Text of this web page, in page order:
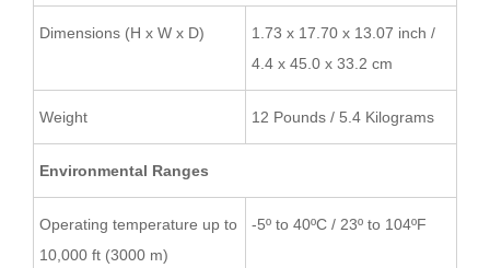
Dimensions (H x W x D)
1.73 x 17.70 x 13.07 inch /
4.4 x 45.0 x 33.2 cm
Weight 12 Pounds / 5.4 Kilograms
Environmental Ranges
Operating temperature up to
10,000 ft (3000 m)
-5º to 40ºC / 23º to 104ºF